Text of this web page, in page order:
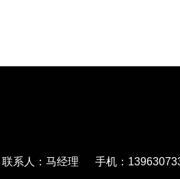
联系人：马经理 手机：